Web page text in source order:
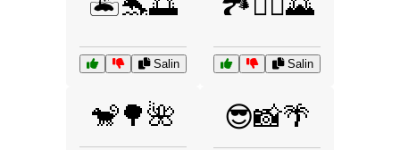
Salin Salin
🐒🌳🌺 😎📸🌴